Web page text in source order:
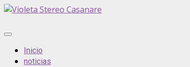
Saltar
contenido
Menú
principalInicio
noticias